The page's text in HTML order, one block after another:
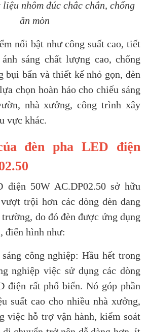
nhôm đúc chắc chắn, chống
ăn mòn
nổi bật như công suất cao, tiết
sáng chất lượng cao, chống
bụi bẩn và thiết kế nhỏ gọn, đèn
chọn hoàn hảo cho chiếu sáng
nhà xưởng, công trình xây
vực khác.
đèn pha LED điện
điện 50W AC.DP02.50 sở hữu
trội hơn các dòng đèn đang
do đó đèn được ứng dụng
điển hình như:
công nghiệp: Hầu hết trong
nghiệp việc sử dụng các dòng
điện rất phổ biến. Nó góp phần
suất cao cho nhiều nhà xưởng,
việc hỗ trợ vận hành, kiểm soát